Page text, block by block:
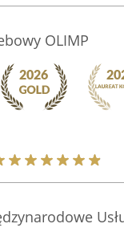
OLIMP